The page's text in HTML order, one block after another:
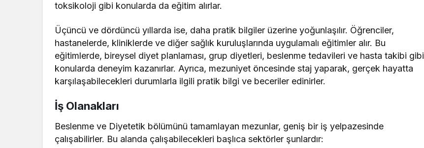
toksikoloji gibi konularda da eğitim alırlar.
Üçüncü ve dördüncü yıllarda ise, daha pratik bilgiler üzerine yoğunlaşılır. Öğrenciler,
hastanelerde, kliniklerde ve diğer sağlık kuruluşlarında uygulamalı eğitimler alır. Bu
eğitimlerde, bireysel diyet planlaması, grup diyetleri, beslenme tedavileri ve hasta takibi gibi
konularda deneyim kazanırlar. Ayrıca, mezuniyet öncesinde staj yaparak, gerçek hayatta
karşılaşabilecekleri durumlarla ilgili pratik bilgi ve beceriler edinirler.
İş Olanakları
Beslenme ve Diyetetik bölümünü tamamlayan mezunlar, geniş bir iş yelpazesinde
çalışabilirler. Bu alanda çalışabilecekleri başlıca sektörler şunlardır: